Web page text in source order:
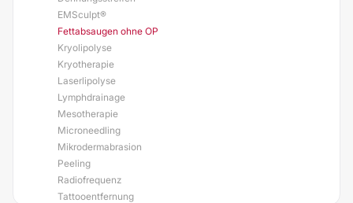
EMSculpt®
Fettabsaugen ohne OP
Kryolipolyse
Kryotherapie
Laserlipolyse
Lymphdrainage
Mesotherapie
Microneedling
Mikrodermabrasion
Peeling
Radiofrequenz
Tattooentfernung